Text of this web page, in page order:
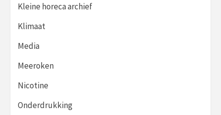
Kleine horeca archief
Klimaat
Media
Meeroken
Nicotine
Onderdrukking